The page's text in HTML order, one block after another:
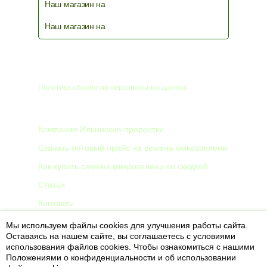
Наш магазин на
Наш магазин на
Политика обработки персональных данных
Компания Ильинские проростки
Скачать оптовый прайс на семена микрозелени
Как купить семена микрозелени со скидкой
Статьи
Контакты
8 912 012 34 44
Консультация специалиста
Мы используем файлы cookies для улучшения работы сайта.
Оставаясь на нашем сайте, вы соглашаетесь с условиями
использования файлов cookies. Чтобы ознакомиться с нашими
Положениями о конфиденциальности и об использовании